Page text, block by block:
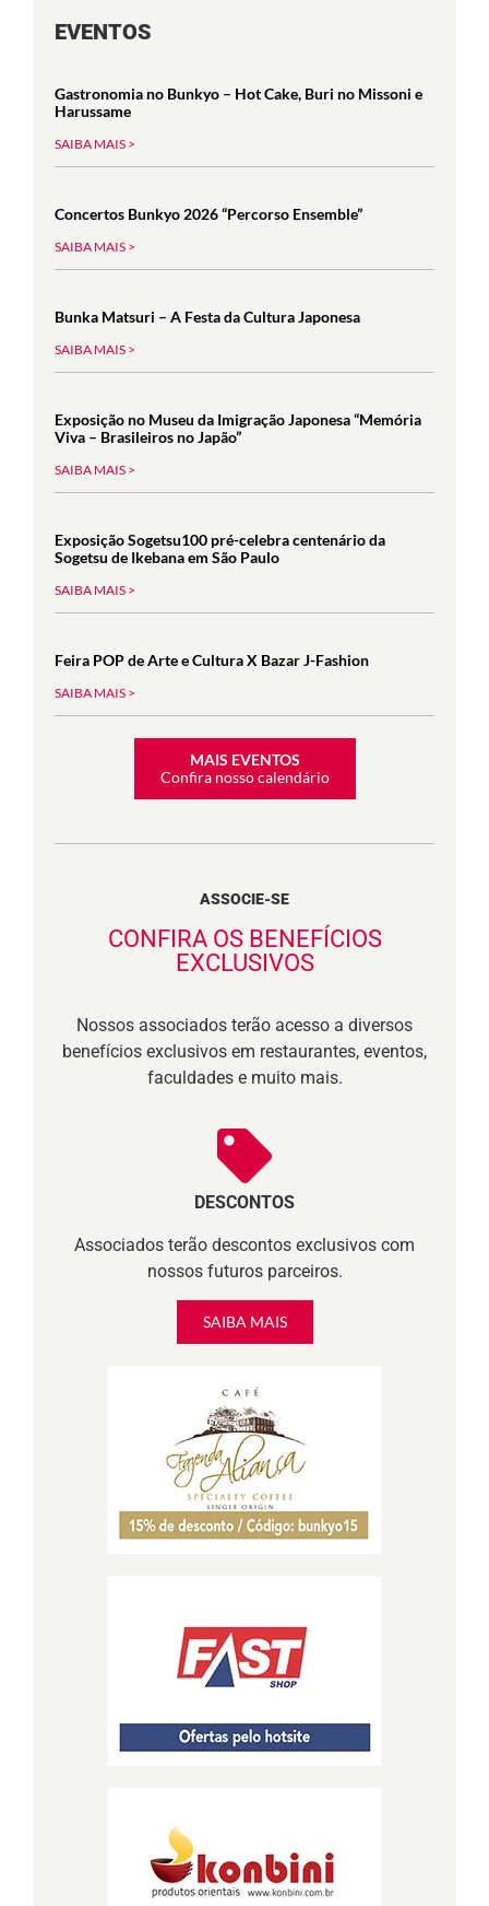
EVENTOS
Gastronomia no Bunkyo – Hot Cake, Buri no Missoni e
Harussame
SAIBA MAIS >
Concertos Bunkyo 2026 “Percorso Ensemble”
SAIBA MAIS >
Bunka Matsuri – A Festa da Cultura Japonesa
SAIBA MAIS >
Exposição no Museu da Imigração Japonesa “Memória
Viva – Brasileiros no Japão”
SAIBA MAIS >
Exposição Sogetsu100 pré-celebra centenário da
Sogetsu de Ikebana em São Paulo
SAIBA MAIS >
Feira POP de Arte e Cultura X Bazar J-Fashion
SAIBA MAIS >
MAIS EVENTOS
Confira nosso calendário
ASSOCIE-SE
CONFIRA OS BENEFÍCIOS
EXCLUSIVOS
Nossos associados terão acesso a diversos
benefícios exclusivos em restaurantes, eventos,
faculdades e muito mais.
DESCONTOS
Associados terão descontos exclusivos com
nossos futuros parceiros.
SAIBA MAIS